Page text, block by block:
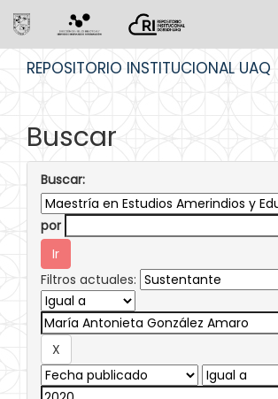
REPOSITORIO INSTITUCIONAL UAQ
Buscar
Buscar:
por
Filtros actuales: